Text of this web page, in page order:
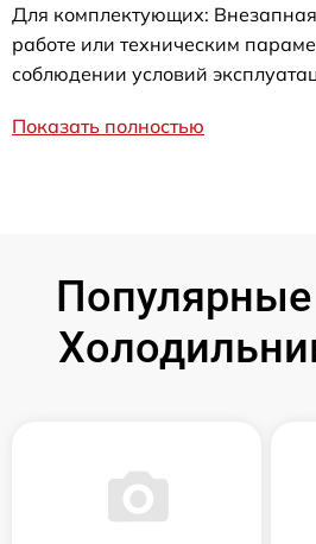
Для комплектующих:
работе или техническим
соблюдении условий
Показать полностью